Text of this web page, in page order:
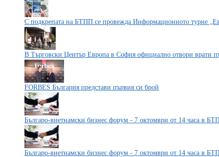
С подкрепата на БТПП се провежда Информационното турне
В Търговски Център Европа в София официално отвори врати
FORBES България представи първия си брой
Българо-виетнамски бизнес форум - 7 октомври от 14 часа в
Българо-виетнамски бизнес форум - 7 октомври от 14 часа в